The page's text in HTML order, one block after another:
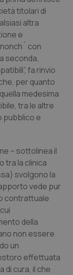
titolari di
altra
e
con
seconda,
fa rinvio
per quanto
medesima
tra le altre
pubblico e
– sottolinea il
tra la clinica
svolgono la
vede pur
contrattuale
della
non essere
un
effettuata
di cura, il che